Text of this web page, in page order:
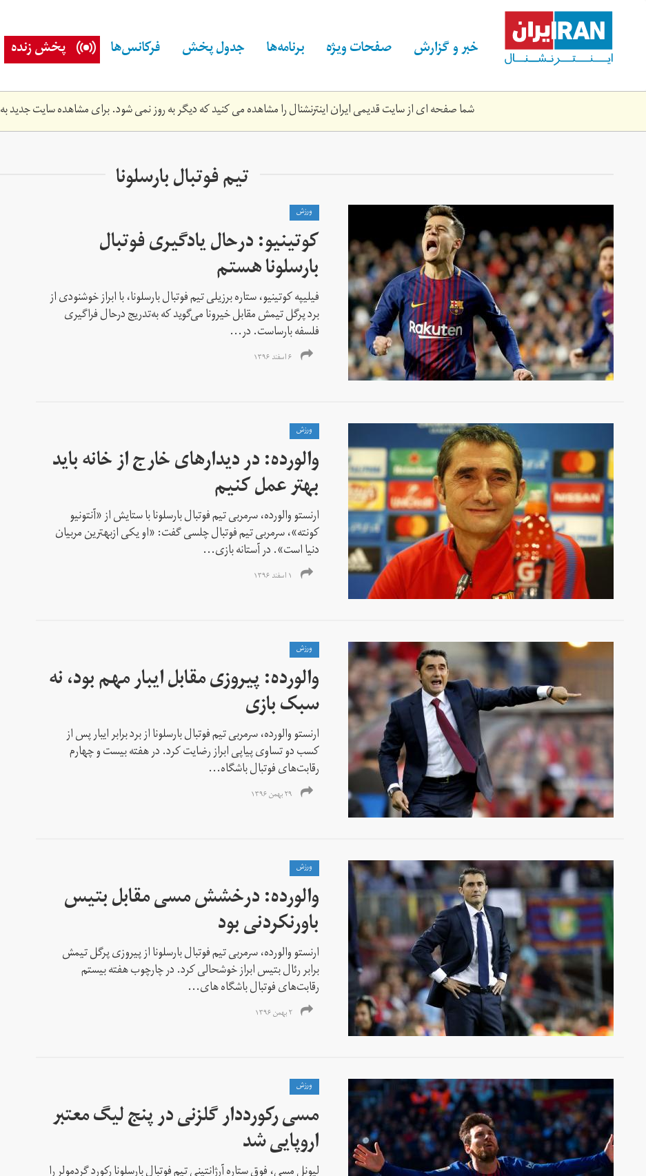
content خبر و گزارش صفحات ویژه برنامه‌ها جدول پخش فرکانس‌ها پخش زنده
شما صفحه ای از سایت قدیمی ایران اینترنشنال را مشاهده می کنید که دیگر به روز نمی شود. برای مشاهده سایت جدید به
تیم فوتبال بارسلونا
ورزش
کوتینیو: درحال یادگیری فوتبال
بارسلونا هستم
فیلیپه کوتینیو، ستاره برزیلی تیم فوتبال بارسلونا، با ابراز خوشنودی از
برد پرگل تیمش مقابل خیرونا می‌گوید که به‌تدریج درحال فراگیری
فلسفه بارساست. در...
۶ اسفند ۱۳۹۶
ورزش
والورده: در دیدارهای خارج از خانه باید
بهتر عمل کنیم
ارنستو والورده، سرمربی تیم فوتبال بارسلونا با ستایش از «آنتونیو
کونته»، سرمربی تیم فوتبال چلسی گفت: «او یکی ازبهترین مربیان
دنیا است». در آستانه بازی...
۱ اسفند ۱۳۹۶
ورزش
والورده: پیروزی مقابل ایبار مهم بود، نه
سبک بازی
ارنستو والورده، سرمربی تیم فوتبال بارسلونا از برد برابر ایبار پس از
کسب دو تساوی پیاپی ابراز رضایت کرد. در هفته بیست و چهارم
رقابت‌های فوتبال باشگاه...
۲۹ بهمن ۱۳۹۶
ورزش
والورده: درخشش مسی مقابل بتیس
باورنکردنی بود
ارنستو والورده، سرمربی تیم فوتبال بارسلونا از پیروزی پرگل تیمش
برابر رئال بتیس ابراز خوشحالی کرد. در چارچوب هفته بیستم
رقابت‌های فوتبال باشگاه های...
۲ بهمن ۱۳۹۶
ورزش
مسی رکورددار گلزنی در پنج لیگ معتبر
اروپایی شد